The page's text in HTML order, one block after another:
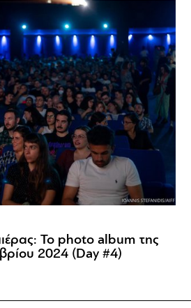
Το photo album της
2024 (Day #4)